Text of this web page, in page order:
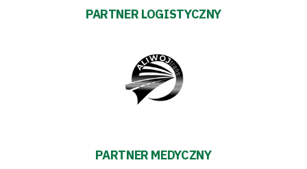
transakcyjnych
PARTNER LOGISTYCZNY
PARTNER MEDYCZNY